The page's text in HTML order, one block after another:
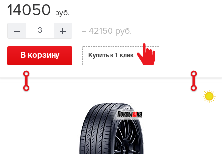
14050 руб.
3 = 42150 руб.
В корзину Купить в 1 клик